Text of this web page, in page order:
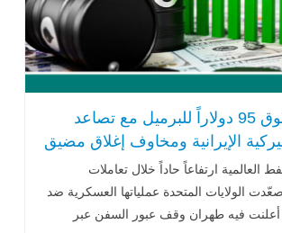
النفط يقفز فوق 95 دولاراً للبرميل مع تصاعد
الإيرانية ومخاوف إغلاق مضيق
العالمية ارتفاعاً حاداً خلال تعاملات
الولايات المتحدة عملياتها العسكرية ضد
فيه طهران وقف عبور السفن عبر